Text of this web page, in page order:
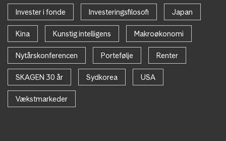
Invester i fonde Investeringsfilosofi Japan
Kina Kunstig intelligens Makroøkonomi
Nytårskonferencen Portefølje Renter
SKAGEN 30 år Sydkorea USA
Vækstmarkeder